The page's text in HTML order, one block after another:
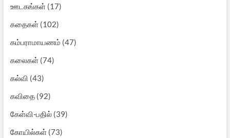
ஊடகங்கள்(17)
கதைகள்(102)
கம்பராமாயணம் (47)
கலைகள்(74)
கல்வி (43)
கவிதை(92)
கேள்வி-பதில்(39)
கோயில்கள்(73)